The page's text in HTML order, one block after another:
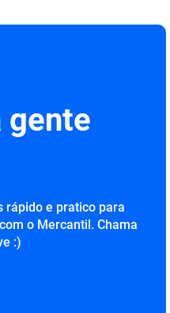
gente
rápido e pratico para
o Mercantil. Chama
:)